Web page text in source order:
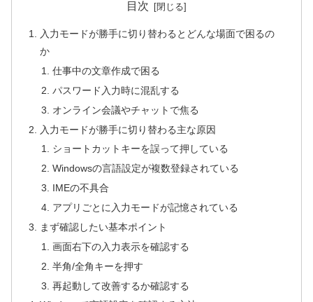
目次
入力モードが勝手に切り替わるとどんな場面で困るの
か
仕事中の文章作成で困る
パスワード入力時に混乱する
オンライン会議やチャットで焦る
入力モードが勝手に切り替わる主な原因
ショートカットキーを誤って押している
Windowsの言語設定が複数登録されている
IMEの不具合
アプリごとに入力モードが記憶されている
まず確認したい基本ポイント
画面右下の入力表示を確認する
半角/全角キーを押す
再起動して改善するか確認する